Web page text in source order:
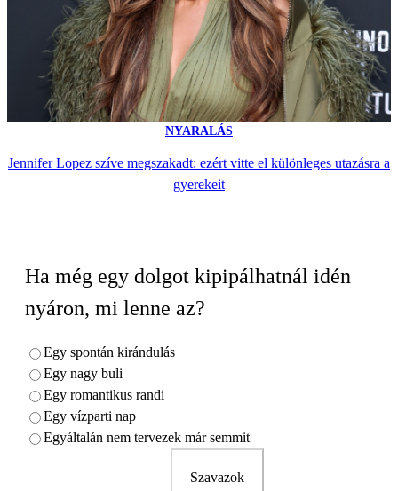
NYARALÁS
Jennifer Lopez szíve megszakadt: ezért vitte el különleges utazásra a
gyerekeit
Ha még egy dolgot kipipálhatnál idén
nyáron, mi lenne az?
Egy spontán kirándulás
Egy nagy buli
Egy romantikus randi
Egy vízparti nap
Egyáltalán nem tervezek már semmit
Szavazok